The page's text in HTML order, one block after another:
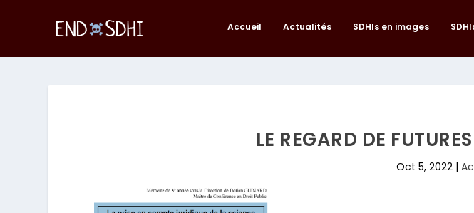
Accueil Actualités SDHIs en images
LE REGARD DE
Oct 5, 2022 |